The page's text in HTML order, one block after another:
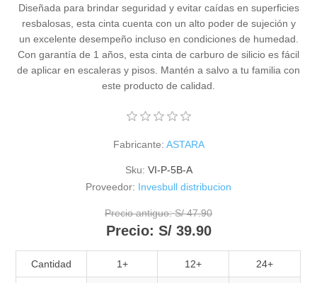
Diseñada para brindar seguridad y evitar caídas en superficies
resbalosas, esta cinta cuenta con un alto poder de sujeción y
un excelente desempeño incluso en condiciones de humedad.
Con garantía de 1 años, esta cinta de carburo de silicio es fácil
de aplicar en escaleras y pisos. Mantén a salvo a tu familia con
este producto de calidad.
Fabricante: ASTARA
Sku: VI-P-5B-A
Proveedor: Invesbull distribucion
Precio antiguo: S/ 47.90
Precio: S/ 39.90
Cantidad 1+ 12+ 24+